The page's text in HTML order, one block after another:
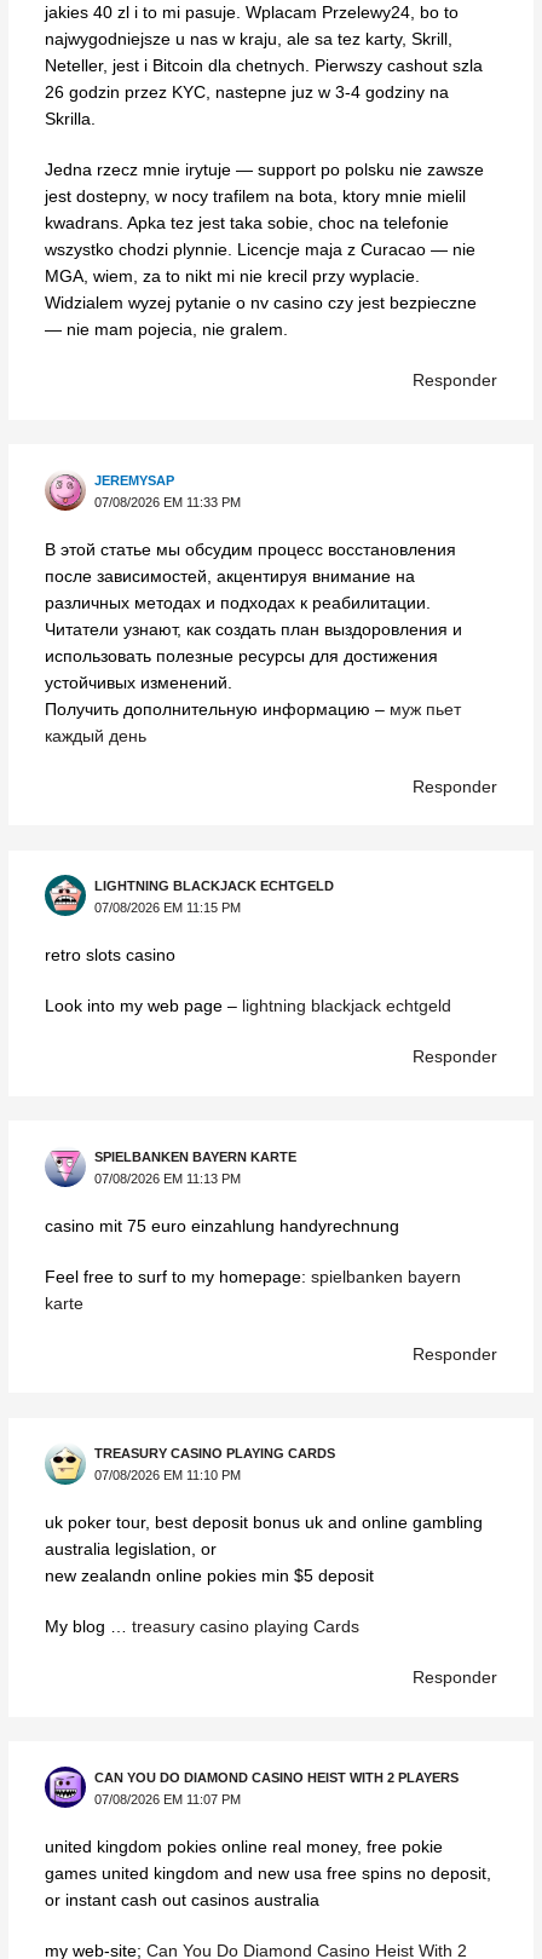
jakies 40 zl i to mi pasuje. Wplacam Przelewy24, bo to
najwygodniejsze u nas w kraju, ale sa tez karty, Skrill,
Neteller, jest i Bitcoin dla chetnych. Pierwszy cashout szla
26 godzin przez KYC, nastepne juz w 3-4 godziny na
Skrilla.
Jedna rzecz mnie irytuje — support po polsku nie zawsze
jest dostepny, w nocy trafilem na bota, ktory mnie mielil
kwadrans. Apka tez jest taka sobie, choc na telefonie
wszystko chodzi plynnie. Licencje maja z Curacao — nie
MGA, wiem, za to nikt mi nie krecil przy wyplacie.
Widzialem wyzej pytanie o nv casino czy jest bezpieczne
— nie mam pojecia, nie gralem.
Responder
JEREMYSAP
07/08/2026 EM 11:33 PM
В этой статье мы обсудим процесс восстановления
после зависимостей, акцентируя внимание на
различных методах и подходах к реабилитации.
Читатели узнают, как создать план выздоровления и
использовать полезные ресурсы для достижения
устойчивых изменений.
Получить дополнительную информацию – муж пьет
каждый день
Responder
LIGHTNING BLACKJACK ECHTGELD
07/08/2026 EM 11:15 PM
retro slots casino
Look into my web page – lightning blackjack echtgeld
Responder
SPIELBANKEN BAYERN KARTE
07/08/2026 EM 11:13 PM
casino mit 75 euro einzahlung handyrechnung
Feel free to surf to my homepage: spielbanken bayern
karte
Responder
TREASURY CASINO PLAYING CARDS
07/08/2026 EM 11:10 PM
uk poker tour, best deposit bonus uk and online gambling
australia legislation, or
new zealandn online pokies min $5 deposit
My blog … treasury casino playing Cards
Responder
CAN YOU DO DIAMOND CASINO HEIST WITH 2 PLAYERS
07/08/2026 EM 11:07 PM
united kingdom pokies online real money, free pokie
games united kingdom and new usa free spins no deposit,
or instant cash out casinos australia
my web-site; Can You Do Diamond Casino Heist With 2